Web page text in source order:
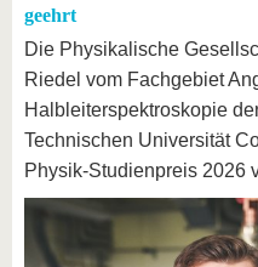
geehrt
Die Physikalische
Riedel vom Fachgebiet
Halbleiterspektroskopie
Technischen Universität
Physik-Studienpreis 2026